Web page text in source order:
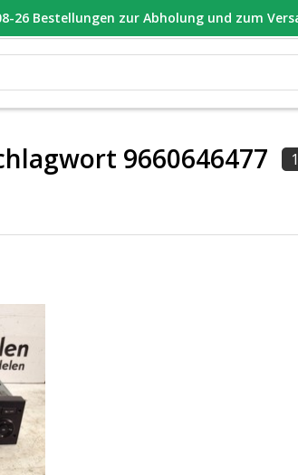
BESTELD, VANDAAG VERZONDEN
9660646477 1
26 Bestellungen zur Abholung und zum